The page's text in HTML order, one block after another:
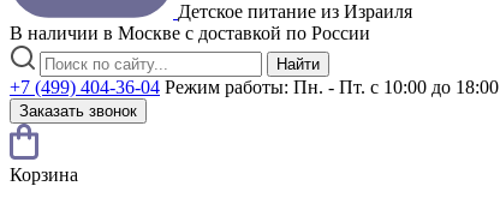
Детское питание из Израиля
В наличии в Москве с доставкой по России
Найти
+7 (499) 404-36-04 Режим работы: Пн. - Пт. с 10:00 до 18:00
Заказать звонок
Корзина